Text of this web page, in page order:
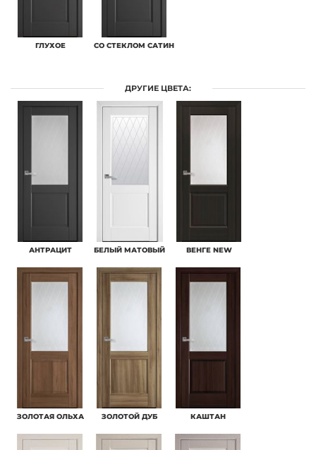
ГЛУХОЕ СО СТЕКЛОМ САТИН
ДРУГИЕ ЦВЕТА:
АНТРАЦИТ БЕЛЫЙ МАТОВЫЙ ВЕНГЕ NEW
ЗОЛОТАЯ ОЛЬХА ЗОЛОТОЙ ДУБ КАШТАН